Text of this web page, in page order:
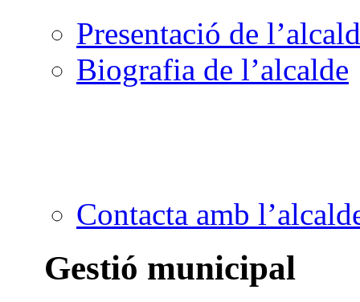
Presentació de
Biografia de l’alcalde
Contacta amb
Gestió municipal